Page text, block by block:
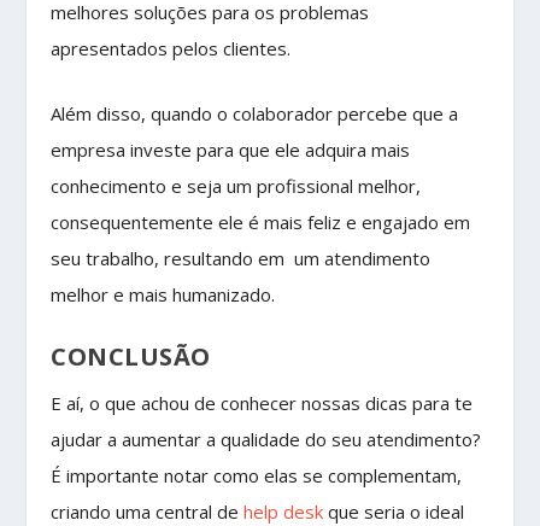
melhores soluções para os problemas
apresentados pelos clientes.
Além disso, quando o colaborador percebe que a
empresa investe para que ele adquira mais
conhecimento e seja um profissional melhor,
consequentemente ele é mais feliz e engajado em
seu trabalho, resultando em um atendimento
melhor e mais humanizado.
CONCLUSÃO
E aí, o que achou de conhecer nossas dicas para te
ajudar a aumentar a qualidade do seu atendimento?
É importante notar como elas se complementam,
criando uma central dehelp desk que seria o ideal